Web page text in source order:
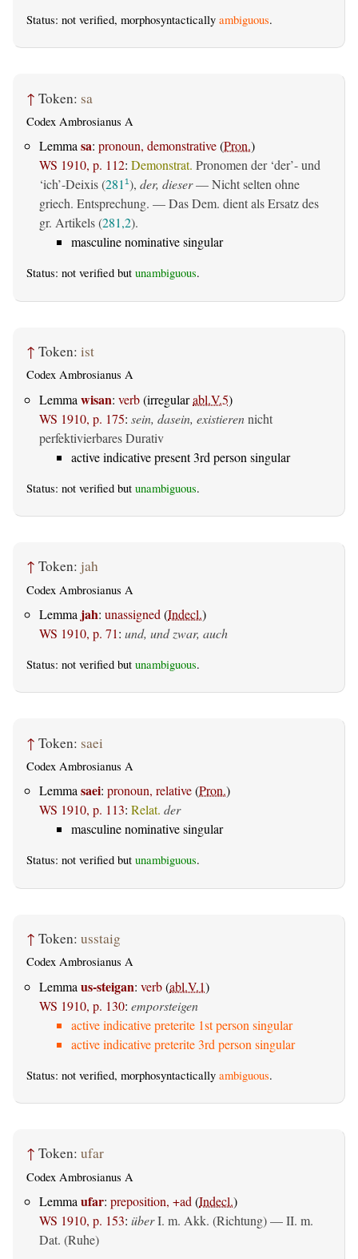
Status: not verified, morphosyntactically ambiguous.
↑ Token: sa
Codex Ambrosianus A
Lemmasa: pronoun, demonstrative(Pron.)
WS 1910, p. 112: Demonstrat. Pronomen der ‘der’- und
‘ich’-Deixis (281 1), der, dieser— Nicht selten ohne
griech. Entsprechung. — Das Dem. dient als Ersatz des
gr. Artikels (281,2).
masculine nominative singular
Status: not verified but unambiguous.
↑ Token: ist
Codex Ambrosianus A
Lemma wisan: verb(irregularabl.V.5)
WS 1910, p. 175: sein, dasein, existierennicht
perfektivierbares Durativ
active indicative present 3rd person singular
Status: not verified but unambiguous.
↑ Token: jah
Codex Ambrosianus A
Lemma jah: unassigned (Indecl.)
WS 1910, p. 71: und, und zwar, auch
Status: not verified but unambiguous.
↑ Token: saei
Codex Ambrosianus A
Lemmasaei: pronoun, relative(Pron.)
WS 1910, p. 113: Relat. der
masculine nominative singular
Status: not verified but unambiguous.
↑ Token: usstaig
Codex Ambrosianus A
Lemma us-steigan: verb(abl.V.1)
WS 1910, p. 130: emporsteigen
active indicative preterite 1st person singular
active indicative preterite 3rd person singular
Status: not verified, morphosyntactically ambiguous.
↑ Token: ufar
Codex Ambrosianus A
Lemma ufar: preposition, +ad (Indecl.)
WS 1910, p. 153: überI. m. Akk. (Richtung)— II. m.
Dat. (Ruhe)